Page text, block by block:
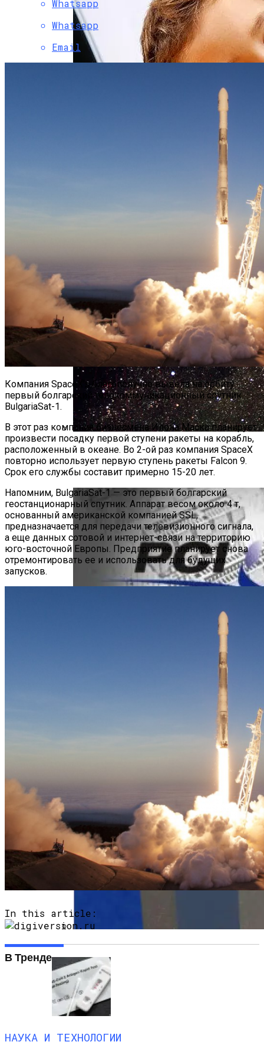
Специалисты Пояснили, Почему Люди
Делятся На «сов» И «жаворонков»
«Роскосмос» Открыл В Бразилии
Станцию Мониторинга Околоземного
Пространства
PCI-SIG Раскрывает Спецификации PCIe
Планируется Создание Завода По
Производству Микробного Пластика
Для Производства
Высококачественного Зеленого
Пластика
Whatsapp
Whatsapp
Email
Компания SpaceX’s благополучно вывела на орбиту
первый болгарский телекоммуникационный спутник
BulgariaSat-1.
В этот раз компания бизнесмена Илона Маска планирует
произвести посадку первой ступени ракеты на корабль,
расположенный в океане. Во 2-ой раз компания SpaceX
повторно использует первую ступень ракеты Falcon 9.
Срок его службы составит примерно 15-20 лет.
Напомним, BulgariaSat-1 — это первый болгарский
геостанционарный спутник. Аппарат весом около 4 т,
основанный американской компанией SSL,
предназначается для передачи телевизионного сигнала,
а еще данных сотовой и интернет-связи на территорию
юго-восточной Европы. Предприятие планирует снова
отремонтировать ее и использовать для будущих
запусков.
In this article:
В Тренде
НАУКА И ТЕХНОЛОГИИ